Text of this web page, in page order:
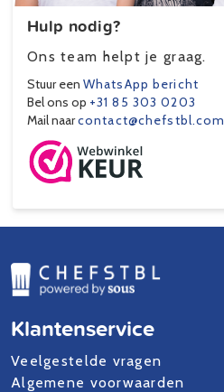
Hulp nodig?
Ons team helpt je graag.
Stuur een WhatsApp bericht
Bel ons op +31 85 303 0203
Mail naarcontact@chefstbl.com
Klantenservice
Veelgestelde vragen
Algemene voorwaarden